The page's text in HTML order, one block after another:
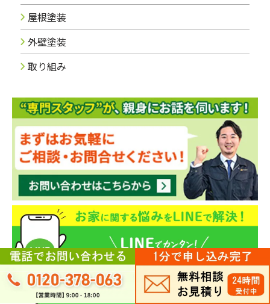
屋根塗装
外壁塗装
取り組み